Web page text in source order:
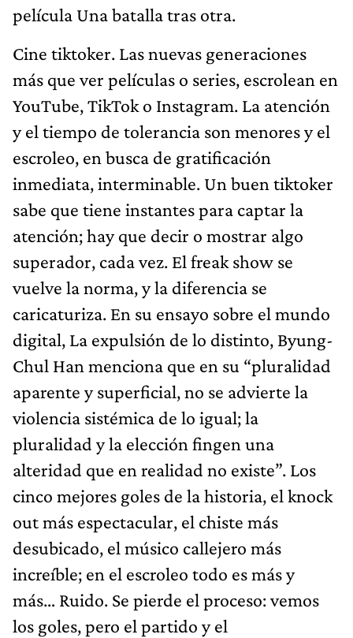
película Una batalla tras otra.
Cine tiktoker. Las nuevas generaciones
más que ver películas o series, escrolean en
YouTube, TikTok o Instagram. La atención
y el tiempo de tolerancia son menores y el
escroleo, en busca de gratificación
inmediata, interminable. Un buen tiktoker
sabe que tiene instantes para captar la
atención; hay que decir o mostrar algo
superador, cada vez. El freak show se
vuelve la norma, y la diferencia se
caricaturiza. En su ensayo sobre el mundo
digital, La expulsión de lo distinto, Byung-
Chul Han menciona que en su “pluralidad
aparente y superficial, no se advierte la
violencia sistémica de lo igual; la
pluralidad y la elección fingen una
alteridad que en realidad no existe”. Los
cinco mejores goles de la historia, el knock
out más espectacular, el chiste más
desubicado, el músico callejero más
increíble; en el escroleo todo es más y
más… Ruido. Se pierde el proceso: vemos
los goles, pero el partido y el